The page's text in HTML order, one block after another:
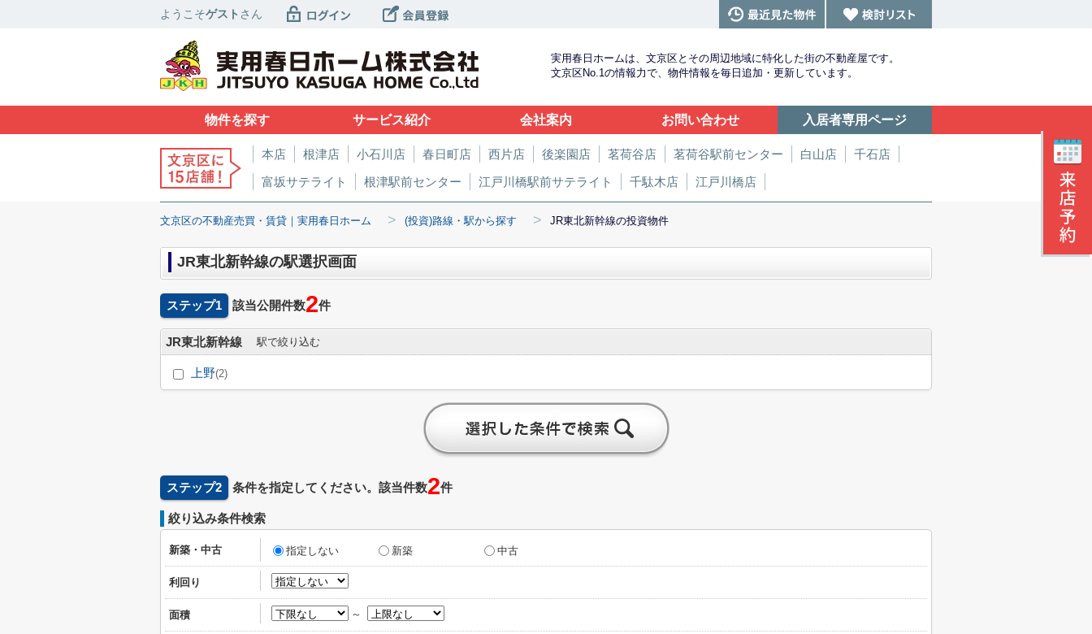
ようこそゲスト さん
実用春日ホームは、文京区とその周辺地域に特化した街の不動産屋です。
文京区No.1の情報力で、物件情報を毎日追加・更新しています。
物件を探す サービス紹介 会社案内 お問い合わせ 入居者専用ページ
本店 根津店 小石川店 春日町店 西片店 後楽園店 茗荷谷店 茗荷谷駅前センター 白山店
千石店
富坂サテライト
根津駅前センター 江戸川橋駅前サテライト 千駄木店 江戸川橋店
文京区の不動産売買・賃貸｜実用春日ホーム > (投資)路線・駅から探す > JR東北新幹線の投資物件
JR東北新幹線の駅選択画面
ステップ1 該当公開件数2件
JR東北新幹線 駅で絞り込む
上野(2)
ステップ2 条件を指定してください。該当件数2件
絞り込み条件検索
新築・中古 指定しない 新築 中古
利回り
面積 ～